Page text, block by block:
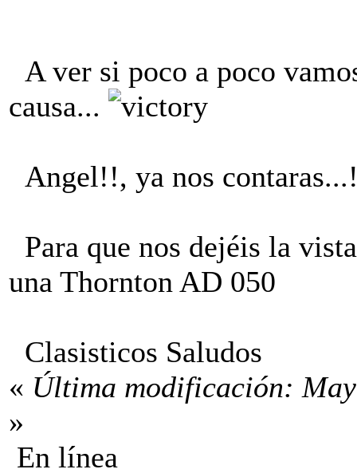
A ver si poco a poco
causa...
Angel!!, ya nos
Para que nos dejéis la
una Thornton AD 050
Clasisticos Saludos
« Última modificación:
»
En línea